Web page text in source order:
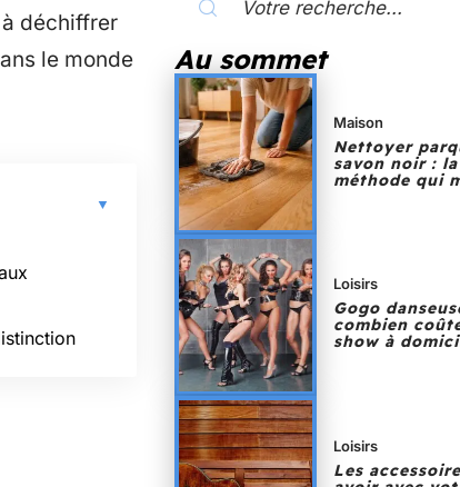
déchiffrer
le monde
Au sommet
Maison
Nettoyer
savon noir : la
méthode qui
Loisirs
Gogo
combien
show à
Loisirs
Les